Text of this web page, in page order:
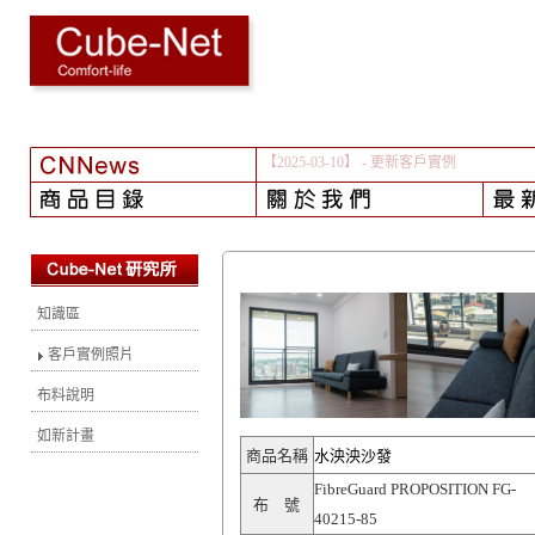
【2025-03-10】 - 更新客戶實例
知識區
客戶實例照片
布料說明
如新計畫
商品名稱 水泱泱沙發
布 號
FibreGuard PROPOSITION FG-
40215-85